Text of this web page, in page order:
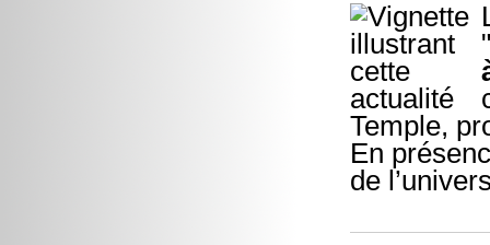
Temple,
En
de